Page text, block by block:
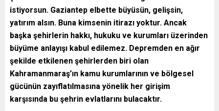
istiyorsun. Gaziantep elbette büyüsün, gelişsin,
yatırım alsın. Buna kimsenin itirazı yoktur. Ancak
başka şehirlerin hakkı, hukuku ve kurumları üzerinden
büyüme anlayışı kabul edilemez. Depremden en ağır
şekilde etkilenen şehirlerden biri olan
Kahramanmaraş’ın kamu kurumlarının ve bölgesel
gücünün zayıflatılmasına yönelik her girişim
karşısında bu şehrin evlatlarını bulacaktır.